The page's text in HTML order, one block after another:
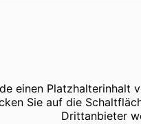
einen Platzhalterinhalt
Sie auf die
Drittanbieter